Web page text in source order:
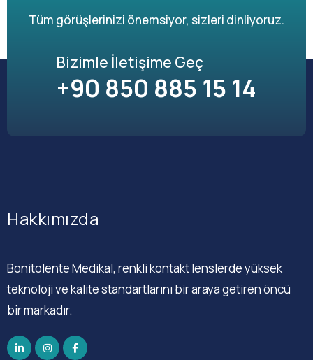
Tüm görüşlerinizi önemsiyor, sizleri dinliyoruz.
Bizimle İletişime Geç
+90 850 885 15 14
Hakkımızda
Bonitolente Medikal, renkli kontakt lenslerde yüksek
teknoloji ve kalite standartlarını bir araya getiren öncü
bir markadır.